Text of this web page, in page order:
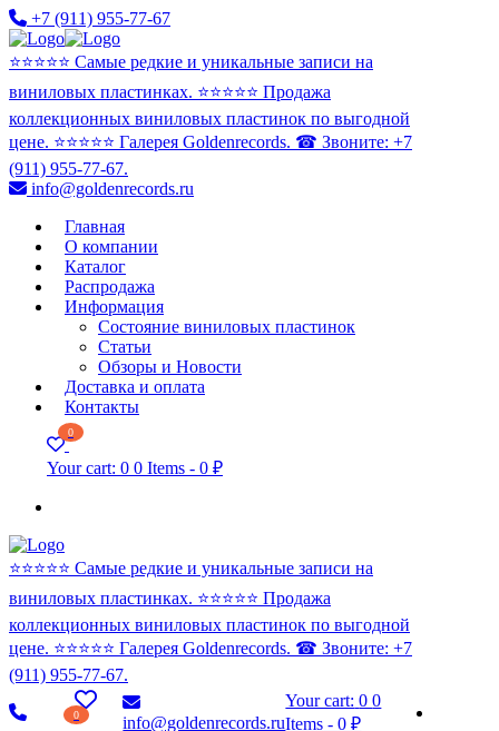
+7 (911) 955-77-67
⭐️⭐️⭐️⭐️⭐️ Самые редкие и уникальные записи на
виниловых пластинках. ⭐️⭐️⭐️⭐️⭐️ Продажа
коллекционных виниловых пластинок по выгодной
цене. ⭐️⭐️⭐️⭐️⭐️ Галерея Goldenrecords. ☎ Звоните: +7
(911) 955-77-67.
info@goldenrecords.ru
Главная
О компании
Каталог
Распродажа
Информация
Состояние виниловых пластинок
Статьи
Обзоры и Новости
Доставка и оплата
Контакты
0
Your cart: 0 0 Items - 0 ₽
⭐️⭐️⭐️⭐️⭐️ Самые редкие и уникальные записи на
виниловых пластинках. ⭐️⭐️⭐️⭐️⭐️ Продажа
коллекционных виниловых пластинок по выгодной
цене. ⭐️⭐️⭐️⭐️⭐️ Галерея Goldenrecords. ☎ Звоните: +7
(911) 955-77-67.
0 info@goldenrecords.ru
Your cart: 00
Items -0 ₽